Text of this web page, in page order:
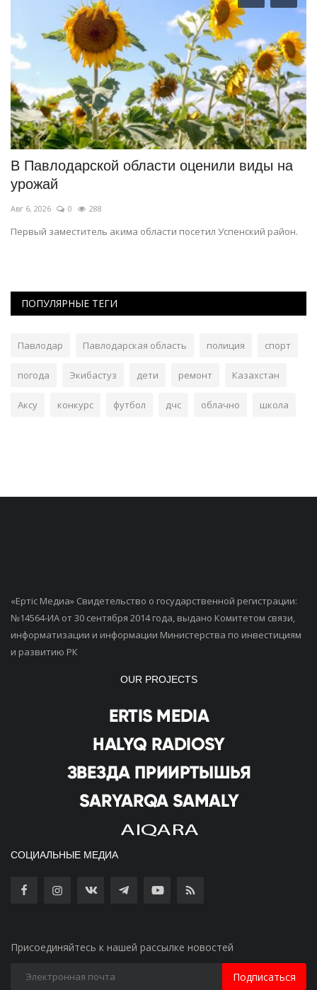
В Павлодарской области оценили виды на
урожай
Авг 6, 2026 0 288
Первый заместитель акима области посетил Успенский район.
ПОПУЛЯРНЫЕ ТЕГИ
Павлодар Павлодарская область полиция спорт
погода Экибастуз дети ремонт Казахстан
Аксу конкурс футбол дчс облачно школа
«Ертiс Медиа» Свидетельство о государственной регистрации:
№14564-ИА от 30 сентября 2014 года, выдано Комитетом связи,
информатизации и информации Министерства по инвестициям
и развитию РК
OUR PROJECTS
СОЦИАЛЬНЫЕ МЕДИА
Присоединяйтесь к нашей рассылке новостей
Подписаться